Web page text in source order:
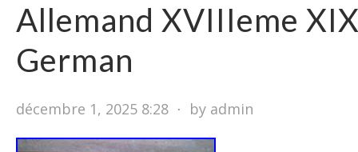
Allemand XVIIIeme
German
décembre 1, 2025 8:28 ⋅ by admin